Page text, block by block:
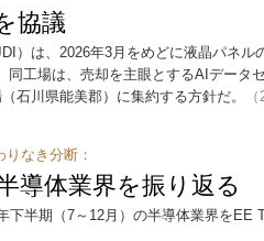
協議
）は、2026年3月をめどに液晶パネル
同工場は、売却を主眼とするAIデータ
石川県能美郡）に集約する方針だ。
りなき分断：
導体業界を振り返る
下半期（7～12月）の半導体業界をEE